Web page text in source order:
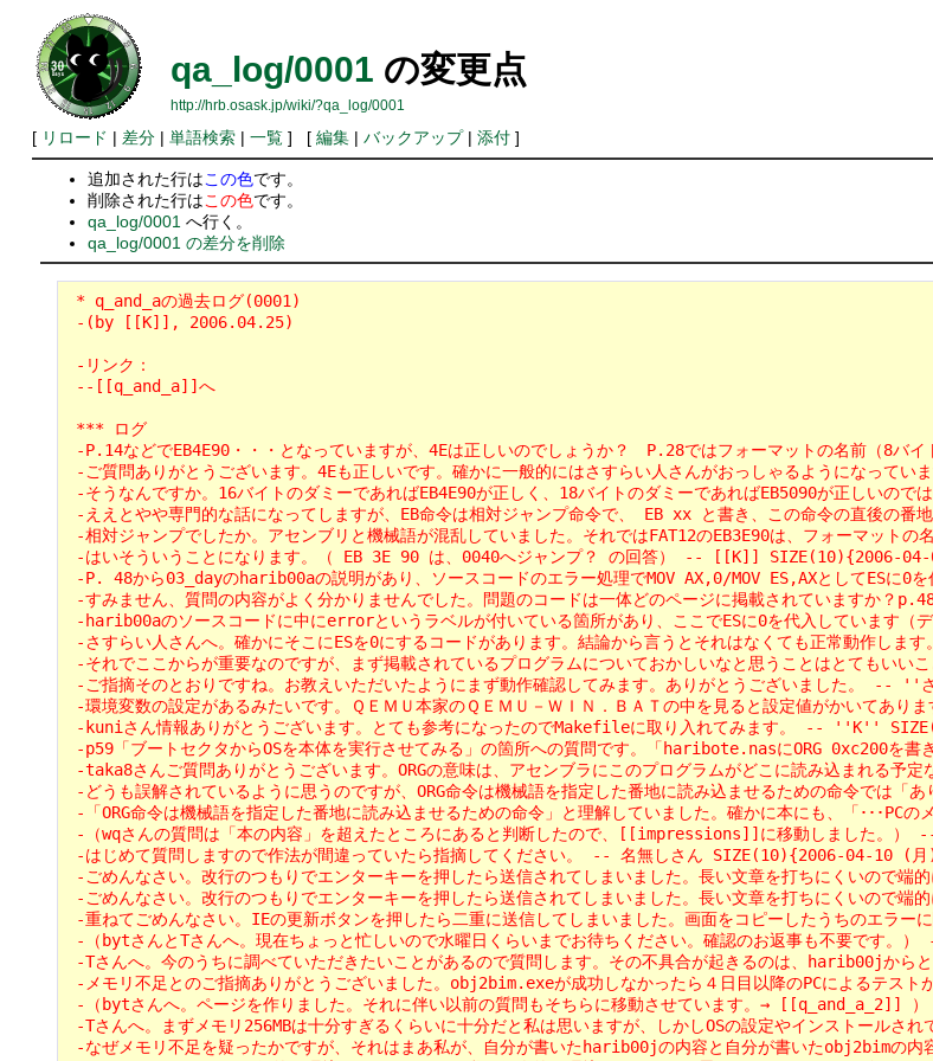
qa_log/0001 の変更点
http://hrb.osask.jp/wiki/?qa_log/0001
[ リロード | 差分| 単語検索| 一覧] [ 編集| バックアップ| 添付]
追加された行はこの色です。
削除された行はこの色です。
qa_log/0001 へ行く。
qa_log/0001 の差分を削除
* q_and_aの過去ログ(0001)
-(by [[K]], 2006.04.25)
-リンク：
--[[q_and_a]]へ
*** ログ
-P.14などでEB4E90・・・となっていますが、4Eは正しいのでしょうか？　P.28ではフォーマットの名前
-ご質問ありがとうございます。4Eも正しいです。確かに一般的にはさすらい人さんがおっしゃるようにな
-そうなんですか。16バイトのダミーであればEB4E90が正しく、18バイトのダミーであればEB5090が正し
-ええとやや専門的な話になってしますが、EB命令は相対ジャンプ命令で、 EB xx と書き、この命令の直
-相対ジャンプでしたか。アセンブリと機械語が混乱していました。それではFAT12のEB3E90は、フォー
-はいそういうことになります。（ EB 3E 90 は、0040へジャンプ？ の回答） -- [[K]] SIZE(10){2006-
-P. 48から03_dayのharib00aの説明があり、ソースコードのエラー処理でMOV AX,0/MOV ES,AXとして
-すみません、質問の内容がよく分かりませんでした。問題のコードは一体どのページに掲載されていま
-harib00aのソースコードに中にerrorというラベルが付いている箇所があり、ここでESに0を代入していま
-さすらい人さんへ。確かにそこにESを0にするコードがあります。結論から言うとそれはなくても正常動作
-それでここからが重要なのですが、まず掲載されているプログラムについておかしいなと思うことはとても
-ご指摘そのとおりですね。お教えいただいたようにまず動作確認してみます。ありがとうございました
-環境変数の設定があるみたいです。ＱＥＭＵ本家のＱＥＭＵ－ＷＩＮ．ＢＡＴの中を見ると設定値がか
-kuniさん情報ありがとうございます。とても参考になったのでMakefileに取り入れてみます。 -- ''K''
-p59「ブートセクタからOSを本体を実行させてみる」の箇所への質問です。「haribote.nasにORG 0xc200
-taka8さんご質問ありがとうございます。ORGの意味は、アセンブラにこのプログラムがどこに読み込まれる
-どうも誤解されているように思うのですが、ORG命令は機械語を指定した番地に読み込ませるための命令で
-「ORG命令は機械語を指定した番地に読み込ませるための命令」と理解していました。確かに本にも、「･
-（wqさんの質問は「本の内容」を超えたところにあると判断したので、[[impressions]]に移動しまし
-はじめて質問しますので作法が間違っていたら指摘してください。 -- 名無しさん SIZE(10){2006-04-10 (
-ごめんなさい。改行のつもりでエンターキーを押したら送信されてしまいました。長い文章を打ちにくい
-ごめんなさい。改行のつもりでエンターキーを押したら送信されてしまいました。長い文章を打ちにくい
-重ねてごめんなさい。IEの更新ボタンを押したら二重に送信してしまいました。画面をコピー
-（bytさんとTさんへ。現在ちょっと忙しいので水曜日くらいまでお待ちください。確認のお返事も不要
-Tさんへ。今のうちに調べていただきたいことがあるので質問します。その不具合が起きるのは、harib00j
-メモリ不足とのご指摘ありがとうございました。obj2bim.exeが成功しなかったら４日目以降のPCによるテス
-（bytさんへ。ページを作りました。それに伴い以前の質問もそちらに移動させています。→
-Tさんへ。まずメモリ256MBは十分すぎるくらいに十分だと私は思いますが、しかしOSの設定やインストー
-なぜメモリ不足を疑ったかですが、それはまあ私が、自分が書いたharib00jの内容と自分が書いたobj2bim